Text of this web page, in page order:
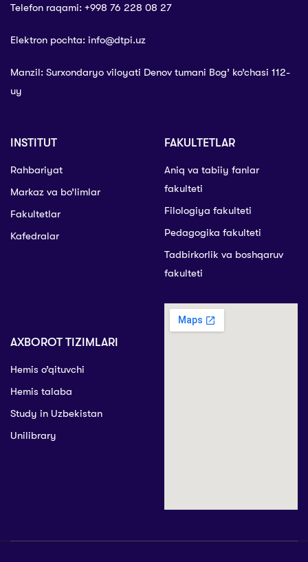
Telefon raqami: +998 76 228 08 27
Elektron pochta: info@dtpi.uz
Manzil: Surxondaryo viloyati Denov tumani Bog’ ko’chasi 112-
uy
INSTITUT
Rahbariyat
Markaz va bo’limlar
Fakultetlar
Kafedralar
FAKULTETLAR
Aniq va tabiiy fanlar
fakulteti
Filologiya fakulteti
Pedagogika fakulteti
Tadbirkorlik va boshqaruv
fakulteti
AXBOROT TIZIMLARI
Hemis o’qituvchi
Hemis talaba
Study in Uzbekistan
Unilibrary